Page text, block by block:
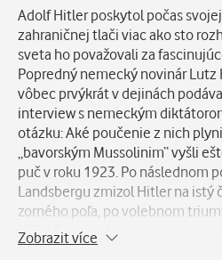
Popis
Adolf Hitler poskytol počas
zahraničnej tlači viac ako sto
sveta ho považovali za
Popredný nemecký novinár
vôbec prvýkrát v dejinách
interview s nemeckým
otázku: Aké poučenie z nich
„bavorským Mussolinim“ vyšli
puč v roku 1923. Po následnom
Landsbergu zmizol Hitler na istý
zorného poľa, po volebnom
NSDAP z roku 1930 sa však pre
mimoriadne zaujímavým a
Zobrazit více